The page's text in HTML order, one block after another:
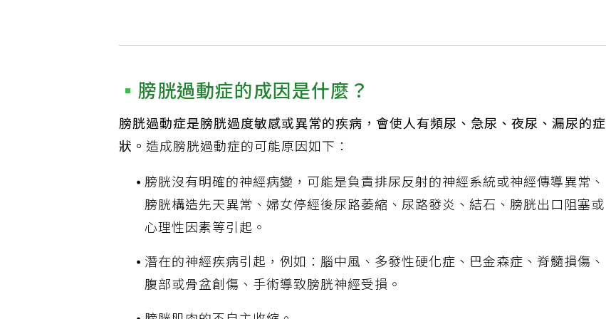
膀胱過動症的成因是什麼？
膀胱過動症是膀胱過度敏感或異常的疾病，會使人有頻尿、急尿、夜尿、漏尿的症
狀。 造成膀胱過動症的可能原因如下：
膀胱沒有明確的神經病變，可能是負責排尿反射的神經系統或神經傳導異常、
膀胱構造先天異常、婦女停經後尿路萎縮、尿路發炎、結石、膀胱出口阻塞或
心理性因素等引起。
潛在的神經疾病引起，例如：腦中風、多發性硬化症、巴金森症、脊髓損傷、
腹部或骨盆創傷、手術導致膀胱神經受損。